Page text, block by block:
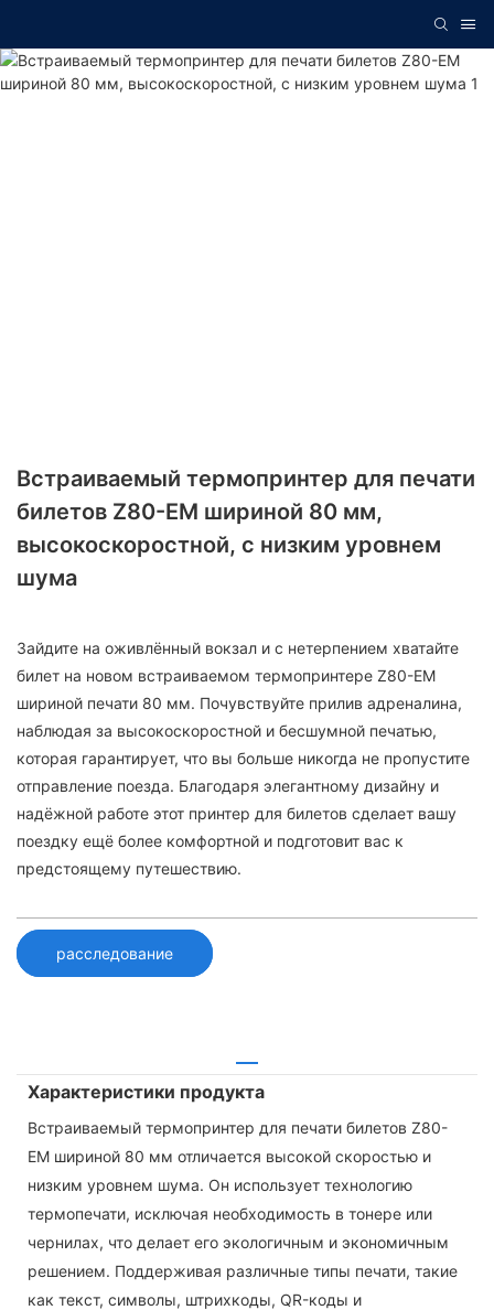
Встраиваемый термопринтер для печати
билетов Z80-EM шириной 80 мм,
высокоскоростной, с низким уровнем
шума
Зайдите на оживлённый вокзал и с нетерпением хватайте
билет на новом встраиваемом термопринтере Z80-EM
шириной печати 80 мм. Почувствуйте прилив адреналина,
наблюдая за высокоскоростной и бесшумной печатью,
которая гарантирует, что вы больше никогда не пропустите
отправление поезда. Благодаря элегантному дизайну и
надёжной работе этот принтер для билетов сделает вашу
поездку ещё более комфортной и подготовит вас к
предстоящему путешествию.
расследование
Характеристики продукта
Встраиваемый термопринтер для печати билетов Z80-
EM шириной 80 мм отличается высокой скоростью и
низким уровнем шума. Он использует технологию
термопечати, исключая необходимость в тонере или
чернилах, что делает его экологичным и экономичным
решением. Поддерживая различные типы печати, такие
как текст, символы, штрихкоды, QR-коды и